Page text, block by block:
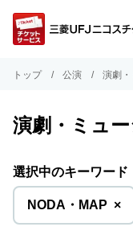
トップ 公演 演劇
演劇・ミュ
選択中のキーワード
NODA・MAP を
削
×